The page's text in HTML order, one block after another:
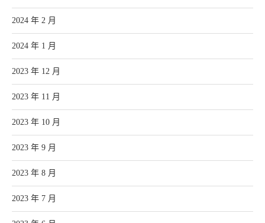
2024 年 2 月
2024 年 1 月
2023 年 12 月
2023 年 11 月
2023 年 10 月
2023 年 9 月
2023 年 8 月
2023 年 7 月